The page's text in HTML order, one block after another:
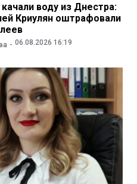
воду из Днестра:
Криулян оштрафовали
06.08.2026 16:19